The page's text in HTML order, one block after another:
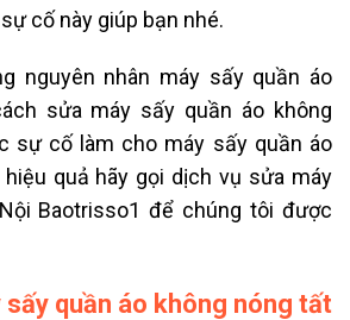
cố này giúp bạn nhé.
nguyên nhân máy sấy quần áo
sửa máy sấy quần áo không
sự cố làm cho máy sấy quần áo
quả hãy gọi dịch vụ sửa máy
Baotrisso1 để chúng tôi được
sấy quần áo không nóng tất